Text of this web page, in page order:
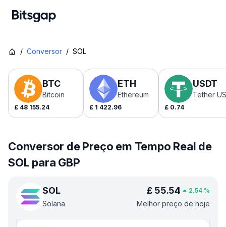
/ Conversor / SOL
BTC
Bitcoin
£ 48 155.24
ETH
Ethereum
£ 1 422.96
USDT
Tether
£ 0.74
Conversor de Preço em Tempo Real de
SOL para GBP
SOL
Solana
£ 55.54 2.54 %
Melhor preço de hoje